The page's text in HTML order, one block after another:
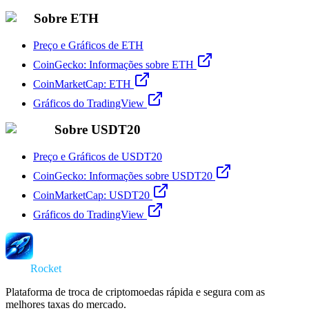
Sobre ETH
Preço e Gráficos de ETH
CoinGecko: Informações sobre ETH
CoinMarketCap: ETH
Gráficos do TradingView
Sobre USDT20
Preço e Gráficos de USDT20
CoinGecko: Informações sobre USDT20
CoinMarketCap: USDT20
Gráficos do TradingView
Rocket
Plataforma de troca de criptomoedas rápida e segura com as
melhores taxas do mercado.